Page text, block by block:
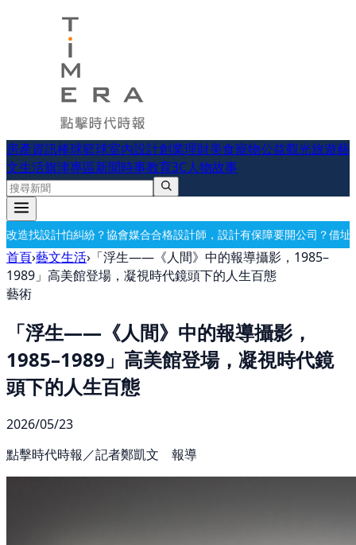
房產資訊棒球籃球室內設計創業理財美食寵物公益觀光旅遊藝
文生活旗津專區新聞時事教育3C人物故事
合合格設計師，設計有保障要開公司？借址登記・公司設立・工商登
首頁›藝文生活› 「浮生——《人間》中的報導攝影，1985–
1989」高美館登場，凝視時代鏡頭下的人生百態
藝術
「浮生——《人間》中的報導攝影，
1985–1989」高美館登場，凝視時代鏡
頭下的人生百態
2026/05/23
點擊時代時報／記者鄭凱文 報導